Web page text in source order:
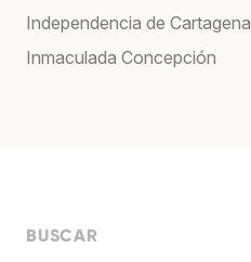
Independencia de Cartagena
Inmaculada Concepción
BUSCAR